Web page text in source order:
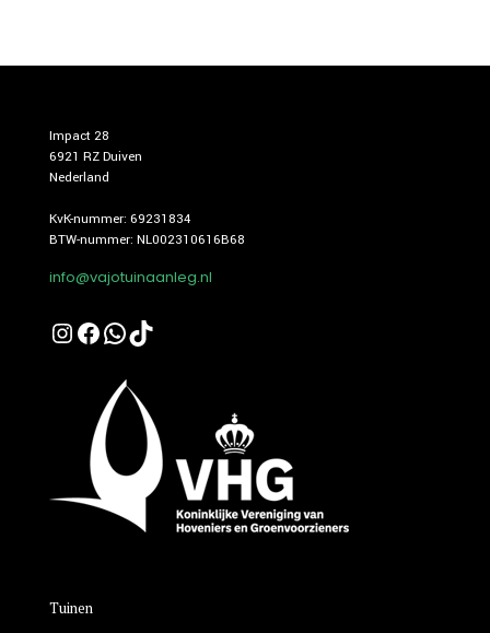
Impact 28
6921 RZ Duiven
Nederland
KvK-nummer: 69231834
BTW-nummer: NL002310616B68
info@vajotuinaanleg.nl
Instagram
Facebook
WhatsApp
TikTok
Tuinen